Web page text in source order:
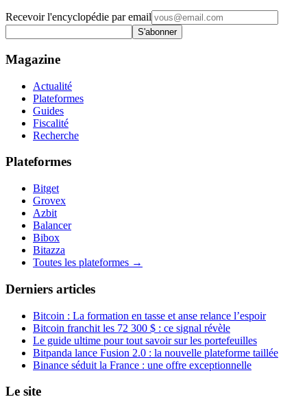
Recevoir l'encyclopédie par email
S'abonner
Magazine
Actualité
Plateformes
Guides
Fiscalité
Recherche
Plateformes
Bitget
Grovex
Azbit
Balancer
Bibox
Bitazza
Toutes les plateformes →
Derniers articles
Bitcoin : La formation en tasse et anse relance l’espoir
Bitcoin franchit les 72 300 $ : ce signal révèle
Le guide ultime pour tout savoir sur les portefeuilles
Bitpanda lance Fusion 2.0 : la nouvelle plateforme taillée
Binance séduit la France : une offre exceptionnelle
Le site